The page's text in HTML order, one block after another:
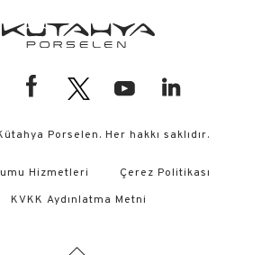
Porselen. Her hakkı saklıdır.
Hizmetleri
Çerez Politikası
KVKK Aydınlatma Metni